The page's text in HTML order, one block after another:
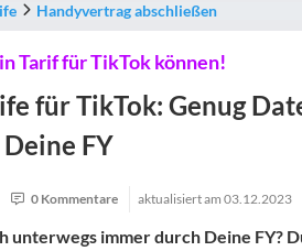
Handyvertrag abschließen
Tarif für TikTok können!
für TikTok: Genug
FY
0 Kommentare aktualisiert am 03.12.2023
unterwegs immer durch Deine FY?